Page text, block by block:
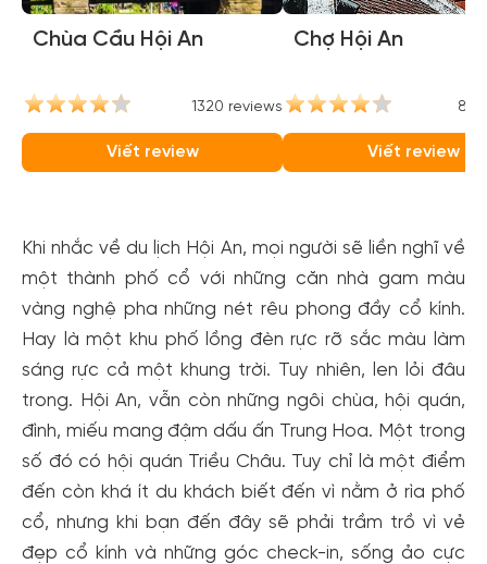
Chùa Cầu Hội An
1320 reviews
Viết review
Chợ Hội An
Viết review
Khi nhắc về du lịch Hội An, mọi người sẽ liền nghĩ về
một thành phố cổ với những căn nhà gam màu
vàng nghệ pha những nét rêu phong đầy cổ kính.
Hay là một khu phố lồng đèn rực rỡ sắc màu làm
sáng rực cả một khung trời. Tuy nhiên, len lỏi đâu
trong. Hội An, vẫn còn những ngôi chùa, hội quán,
đình, miếu mang đậm dấu ấn Trung Hoa. Một trong
số đó có hội quán Triều Châu. Tuy chỉ là một điểm
đến còn khá ít du khách biết đến vì nằm ở rìa phố
cổ, nhưng khi bạn đến đây sẽ phải trầm trồ vì vẻ
đẹp cổ kính và những góc check-in, sống ảo cực